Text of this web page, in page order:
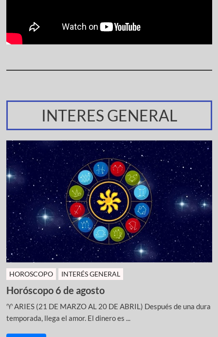
INTERES GENERAL
HOROSCOPO INTERÉS GENERAL
Horóscopo 6 de agosto
♈ ARIES (21 DE MARZO AL 20 DE ABRIL) Después de una dura
temporada, llega el amor. El dinero es ...